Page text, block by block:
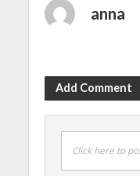
anna
Add Comment
Click here to